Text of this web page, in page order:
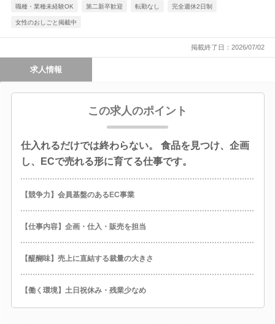
職種・業種未経験OK 第二新卒歓迎 転勤なし 完全週休2日制
女性のおしごと掲載中
掲載終了日：2026/07/02
求人情報
この求人のポイント
仕入れるだけでは終わらない。 食品を見つけ、企画
し、ECで売れる形に育てる仕事です。
【競争力】会員基盤のあるEC事業
【仕事内容】企画・仕入・販売を担当
【醍醐味】売上に直結する裁量の大きさ
【働く環境】土日祝休み・残業少なめ